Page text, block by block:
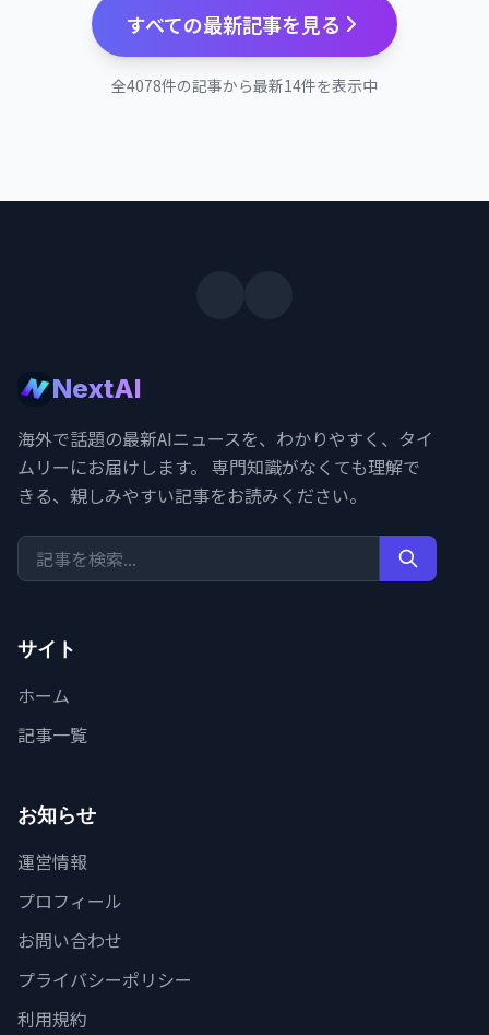
すべての最新記事を見る
全4078件の記事から最新14件を表示中
NextAI
海外で話題の最新AIニュースを、わかりやすく、タイ
ムリーにお届けします。 専門知識がなくても理解で
きる、親しみやすい記事をお読みください。
サイト
ホーム
記事一覧
お知らせ
運営情報
プロフィール
お問い合わせ
プライバシーポリシー
利用規約